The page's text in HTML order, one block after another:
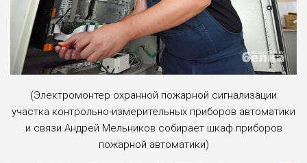
(Электромонтер охранной пожарной сигнализации
участка контрольно-измерительных приборов автоматики
и связи Андрей Мельников собирает шкаф приборов
пожарной автоматики)